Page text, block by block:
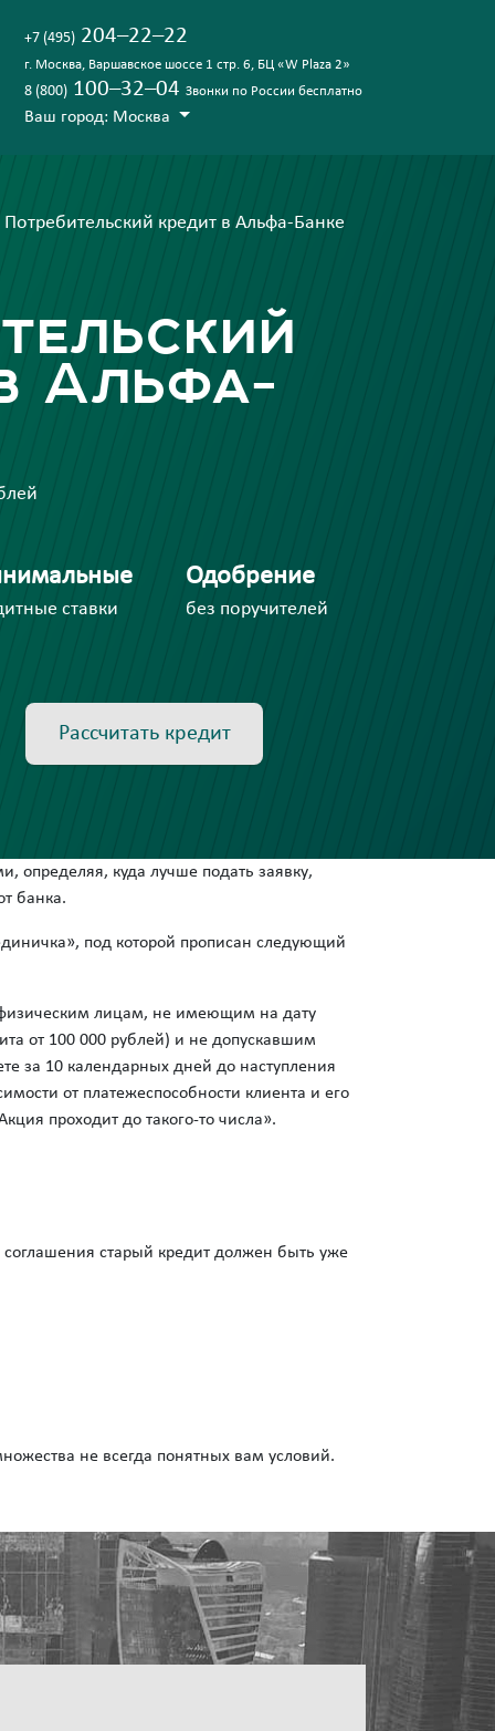
+7 (495) 204–22–22
г. Москва, Варшавское шоссе 1 стр. 6, БЦ «‎W Plaza 2»
8 (800) 100–32–04 Звонки по России бесплатно
Ваш город: Москва
Потребительский кредит в Альфа-Банке
Альфа-
ставки
Одобрение
без поручителей
Рассчитать кредит
определяя, куда лучше подать заявку,
банка.
под которой прописан следующий
физическим лицам, не имеющим на дату
от 100 000 рублей) и не допускавшим
за 10 календарных дней до наступления
от платежеспособности клиента и его
проходит до такого-то числа».
старый кредит должен быть уже
не всегда понятных вам условий.